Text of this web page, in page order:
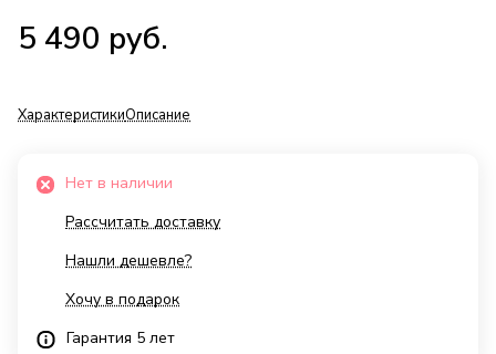
5 490 руб.
ХарактеристикиОписание
Нет в наличии
Рассчитать доставку
Нашли дешевле?
Хочу в подарок
Гарантия 5 лет